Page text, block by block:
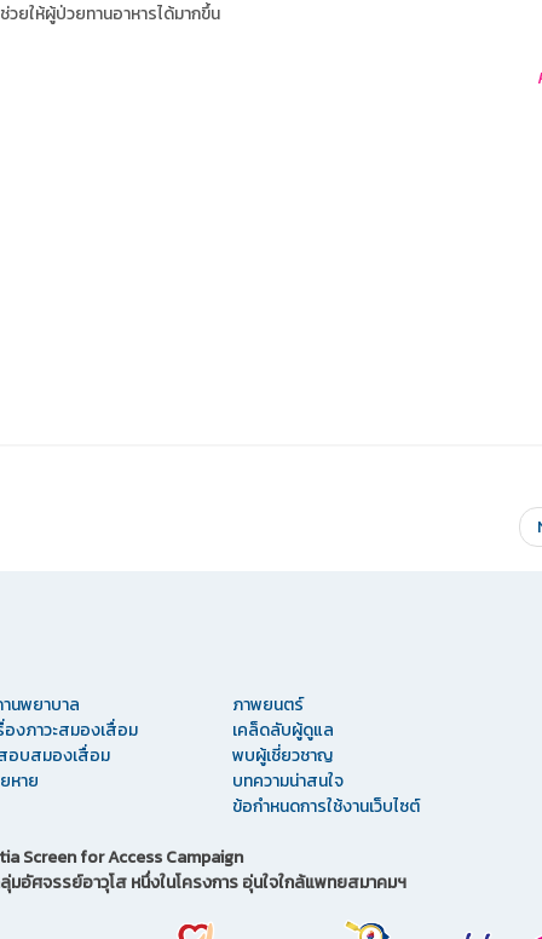
วยให้ผู้ป่วยทานอาหารได้มากขึ้น
นพยาบาล
องภาวะสมองเสื่อม
อบสมองเสื่อม
หาย
ภาพยนตร์
เคล็ดลับผู้ดูแล
พบผู้เชี่ยวชาญ
บทความน่าสนใจ
ข้อกำหนดการใช้งานเว็บไซต์
Screen for Access Campaign
มอัศจรรย์อาวุโส หนึ่งในโครงการ อุ่นใจใกล้แพทยสมาคมฯ